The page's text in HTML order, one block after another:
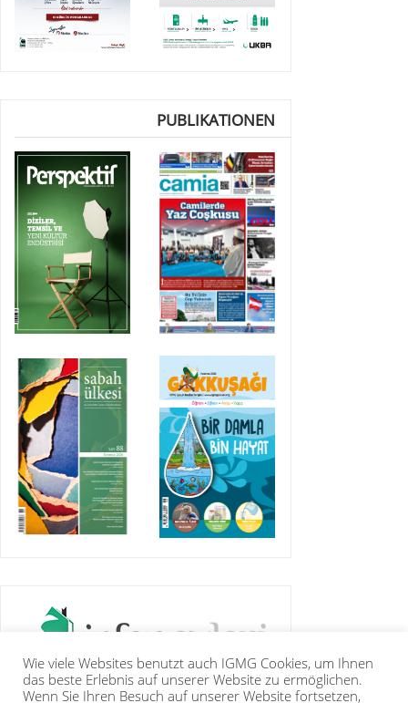
PUBLIKATIONEN
Wie viele Websites benutzt auch IGMG Cookies, um Ihnen
das beste Erlebnis auf unserer Website zu ermöglichen.
Wenn Sie Ihren Besuch auf unserer Website fortsetzen,